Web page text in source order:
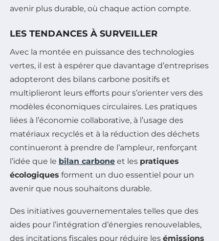
avenir plus durable, où chaque action compte.
LES TENDANCES À SURVEILLER
Avec la montée en puissance des technologies
vertes, il est à espérer que davantage d’entreprises
adopteront des bilans carbone positifs et
multiplieront leurs efforts pour s’orienter vers des
modèles économiques circulaires. Les pratiques
liées à l’économie collaborative, à l’usage des
matériaux recyclés et à la réduction des déchets
continueront à prendre de l’ampleur, renforçant
l’idée que le bilan carbone et les pratiques
écologiques forment un duo essentiel pour un
avenir que nous souhaitons durable.
Des initiatives gouvernementales telles que des
aides pour l’intégration d’énergies renouvelables,
des incitations fiscales pour réduire les émissions